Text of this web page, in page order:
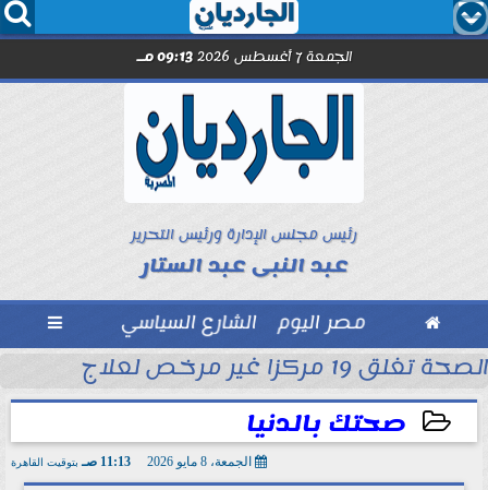
  
الجمعة 7 أغسطس 2026 09:13 مـ
رئيس مجلس الإدارة ورئيس التحرير
عبد النبى عبد الستار
 مصر اليوم الشارع السياسي 
انطلاق الموسم
الصحة تغلق 19 مركزا غير مرخص لعلاج الإدمان والطب النفسي بالمقطم
صحتك بالدنيا
الجمعة، 8 مايو 2026 11:13 صـ بتوقيت القاهرة